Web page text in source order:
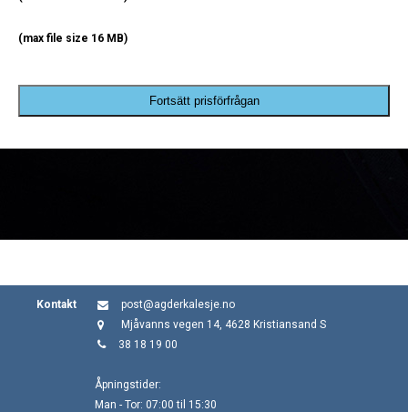
(max file size 16 MB)
Fortsätt prisförfrågan
Kontakt
post@agderkalesje.no
Mjåvanns vegen 14, 4628 Kristiansand S
38 18 19 00
Åpningstider:
Man - Tor: 07:00 til 15:30